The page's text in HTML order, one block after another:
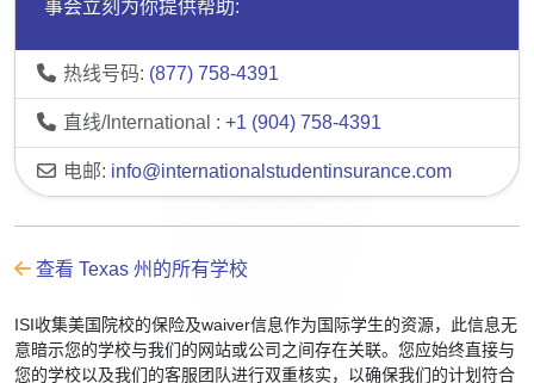
事会立刻为你提供帮助:
热线号码: (877) 758-4391
直线/International : +1 (904) 758-4391
电邮: info@internationalstudentinsurance.com
查看 Texas 州的所有学校
ISI收集美国院校的保险及waiver信息作为国际学生的资源，此信息无
意暗示您的学校与我们的网站或公司之间存在关联。您应始终直接与
您的学校以及我们的客服团队进行双重核实，以确保我们的计划符合